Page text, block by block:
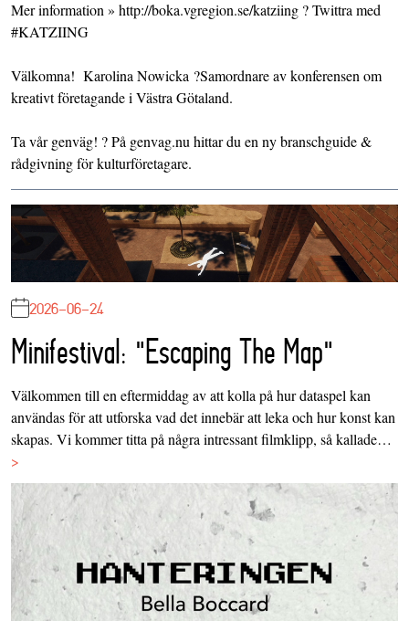
Mer information » http://boka.vgregion.se/katziing ? Twittra med
#KATZIING
Välkomna! Karolina Nowicka ?Samordnare av konferensen om
kreativt företagande i Västra Götaland.
Ta vår genväg! ? På genvag.nu hittar du en ny branschguide &
rådgivning för kulturföretagare.
2026-06-24
Minifestival: "Escaping The Map"
Välkommen till en eftermiddag av att kolla på hur dataspel kan
användas för att utforska vad det innebär att leka och hur konst kan
skapas. Vi kommer titta på några intressant filmklipp, så kallade…
>